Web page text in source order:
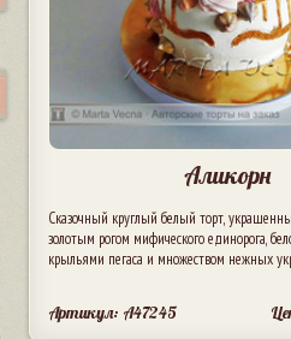
Аликорн
Сказочный круглый белый торт,
золотым рогом мифического единорога,
крыльями пегаса и множеством нежных
Артикул: A47245